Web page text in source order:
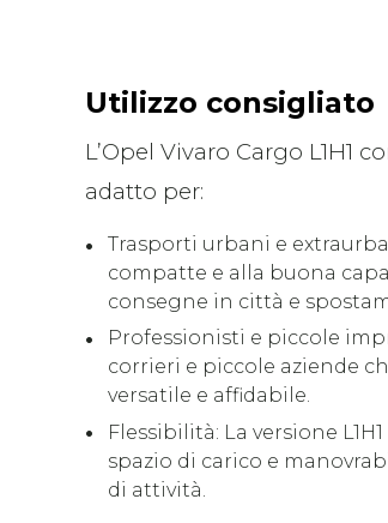
Utilizzo consigliato
L’Opel Vivaro Cargo L1H1
adatto per:
Trasporti urbani e
compatte e alla buona
consegne in città e
Professionisti e piccole
corrieri e piccole aziende
versatile e affidabile.
Flessibilità: La versione
spazio di carico e
di attività.